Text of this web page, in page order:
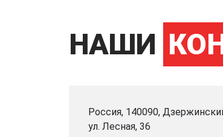
НАШИ
Россия, 140090,
ул. Лесная, 36